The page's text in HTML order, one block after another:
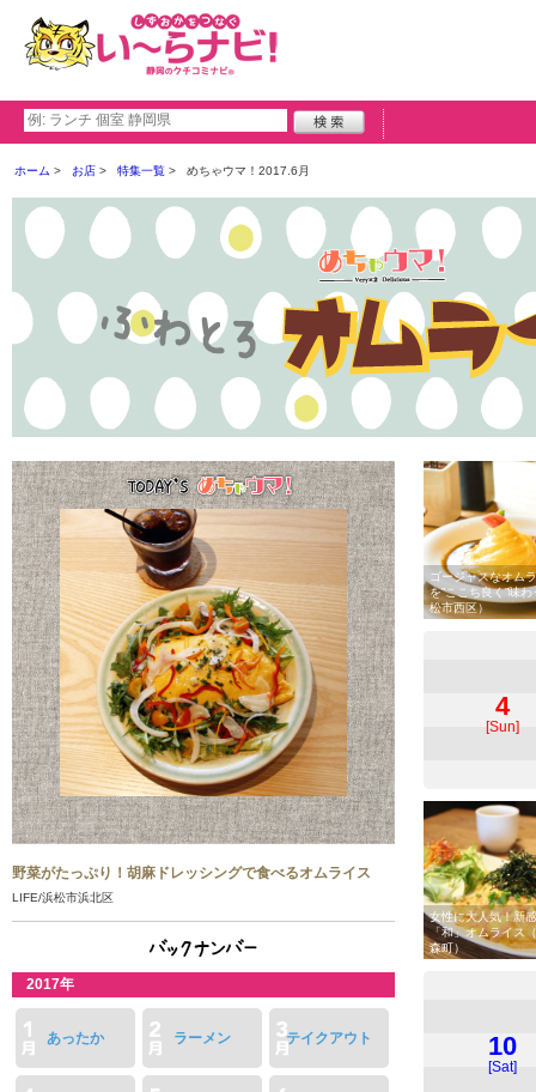
ホーム お店 特集一覧 めちゃウマ！2017.6月
野菜がたっぷり！胡麻ドレッシングで食べるオムライス
LIFE/浜松市浜北区
2017年
あったか ラーメン テイクアウト
ゴージャスなオム
を”ここち良く”味
松市西区）
4
[Sun]
女性に大人気！新
「和」オムライス
森町）
10
[Sat]